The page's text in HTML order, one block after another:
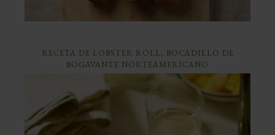
RECETA DE LOBSTER ROLL, BOCADILLO DE
BOGAVANTE NORTEAMERICANO